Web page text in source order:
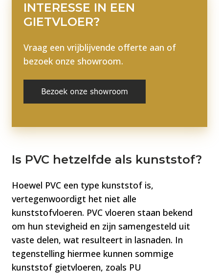
INTERESSE IN EEN
GIETVLOER?
Vraag een vrijblijvende offerte aan of
bezoek onze showroom.
Is PVC hetzelfde als kunststof?
Hoewel PVC een type kunststof is,
vertegenwoordigt het niet alle
kunststofvloeren. PVC vloeren staan bekend
om hun stevigheid en zijn samengesteld uit
vaste delen, wat resulteert in lasnaden. In
tegenstelling hiermee kunnen sommige
kunststof gietvloeren, zoals PU